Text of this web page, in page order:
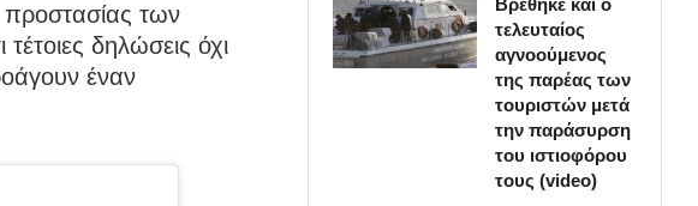
των
δηλώσεις όχι
έναν
τελευταίος
αγνοούμενος
της παρέας των
τουριστών μετά
την παράσυρση
του ιστιοφόρου
τους (video)